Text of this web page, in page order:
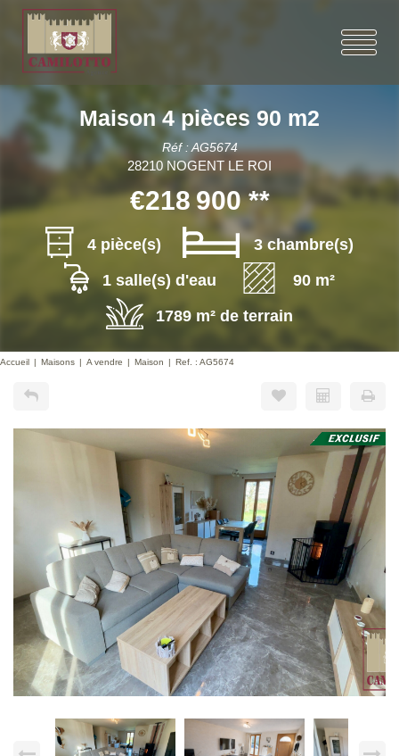
Maison 4 pièces 90 m2
Réf : AG5674
28210 NOGENT LE ROI
€218 900 **
4 pièce(s)
3 chambre(s)
1 salle(s) d'eau
90 m²
1789 m² de terrain
Accueil Maisons A vendre Maison Ref. : AG5674